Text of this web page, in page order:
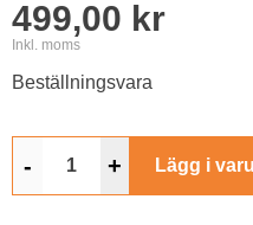
499,00 kr
Inkl. moms
Beställningsvara
- + Lägg i